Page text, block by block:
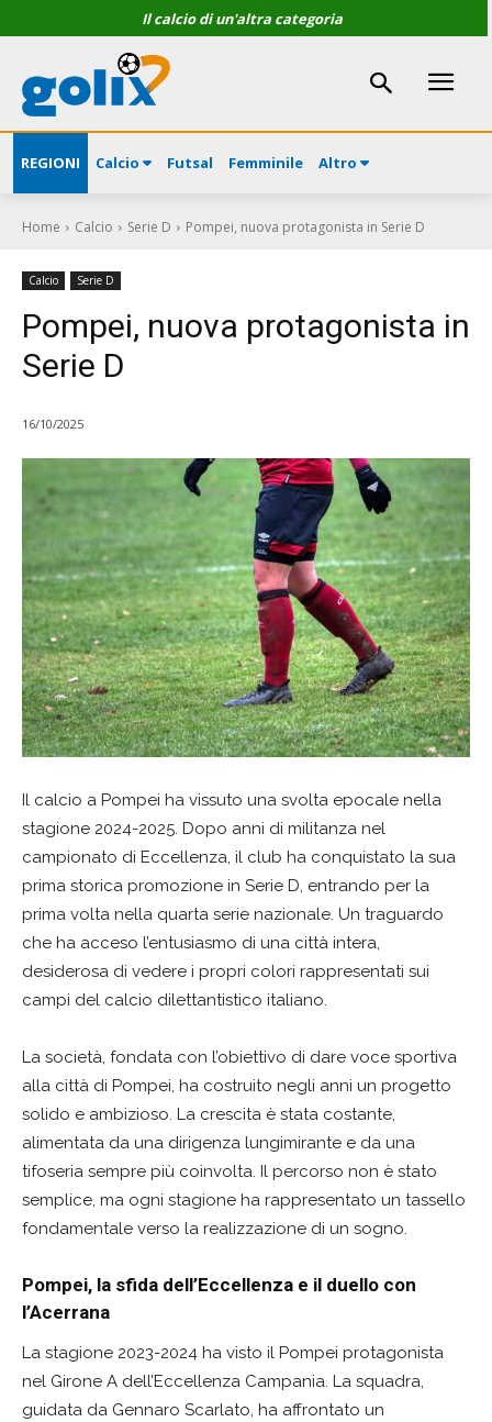
Il calcio di un'altra categoria
REGIONI Calcio Futsal Femminile Altro
Home Calcio Serie D Pompei, nuova protagonista in Serie D
Calcio Serie D
Pompei, nuova protagonista in
Serie D
16/10/2025
Il calcio a Pompei ha vissuto una svolta epocale nella
stagione 2024-2025. Dopo anni di militanza nel
campionato di Eccellenza, il club ha conquistato la sua
prima storica promozione in Serie D, entrando per la
prima volta nella quarta serie nazionale. Un traguardo
che ha acceso l’entusiasmo di una città intera,
desiderosa di vedere i propri colori rappresentati sui
campi del calcio dilettantistico italiano.
La società, fondata con l’obiettivo di dare voce sportiva
alla città di Pompei, ha costruito negli anni un progetto
solido e ambizioso. La crescita è stata costante,
alimentata da una dirigenza lungimirante e da una
tifoseria sempre più coinvolta. Il percorso non è stato
semplice, ma ogni stagione ha rappresentato un tassello
fondamentale verso la realizzazione di un sogno.
Pompei, la sfida dell’Eccellenza e il duello con
l’Acerrana
La stagione 2023-2024 ha visto il Pompei protagonista
nel Girone A dell’Eccellenza Campania. La squadra,
guidata da Gennaro Scarlato, ha affrontato un